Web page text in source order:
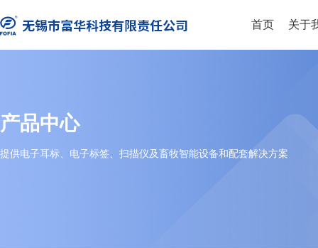
首页 关于
产品中心
提供电子耳标、电子标签、扫描仪及畜牧智能设备和配套解决方案